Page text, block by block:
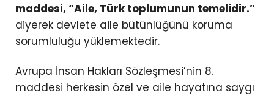
maddesi, “Aile, Türk toplumunun temelidir.”
diyerek devlete aile bütünlüğünü koruma
sorumluluğu yüklemektedir.
Avrupa İnsan Hakları Sözleşmesi’nin 8.
maddesi herkesin özel ve aile hayatına saygı